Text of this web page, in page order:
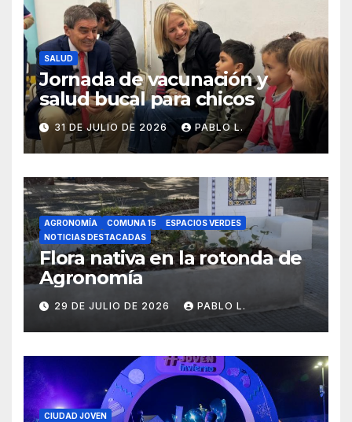
SALUD
Jornada de vacunación y
salud bucal para chicos
31 DE JULIO DE 2026 PABLO L.
AGRONOMÍA COMUNA 15
ESPACIOS VERDES
NOTICIAS DESTACADAS
Flora nativa en la rotonda de
Agronomía
29 DE JULIO DE 2026 PABLO L.
CIUDAD JOVEN